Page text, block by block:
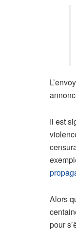
Il est
Alors
pour